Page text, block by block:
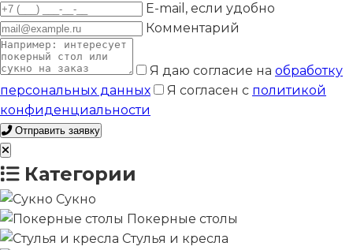
E-mail, если удобно
Комментарий
Я даю согласие на обработку
персональных данных
Я согласен с политикой
конфиденциальности
Отправить заявку
Категории
Сукно
Покерные столы
Стулья и кресла